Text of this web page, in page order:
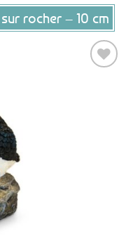
rocher – 10 cm